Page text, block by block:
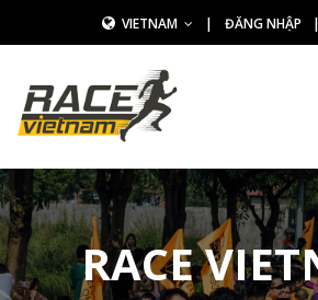
VIETNAM | ĐĂNG NHẬP |
RACE